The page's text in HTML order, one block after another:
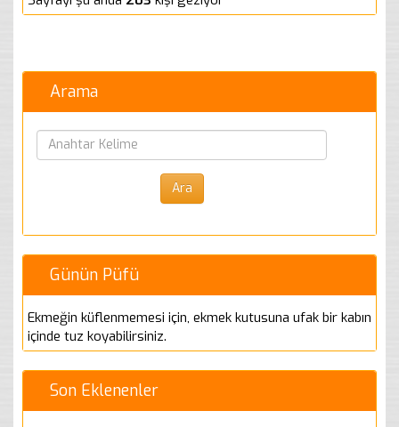
Arama
Günün Püfü
Ekmeğin küflenmemesi için, ekmek kutusuna ufak bir kabın
içinde tuz koyabilirsiniz.
Son Eklenenler